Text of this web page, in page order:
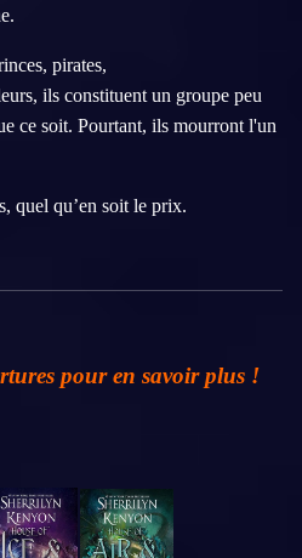
pirates,
ils constituent un groupe peu
ce soit. Pourtant, ils mourront l'un
quel qu’en soit le prix.
pour en savoir plus !